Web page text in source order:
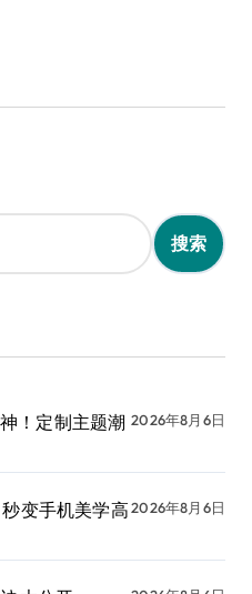
！定制主题潮 2026年8月6日
变手机美学高2026年8月6日